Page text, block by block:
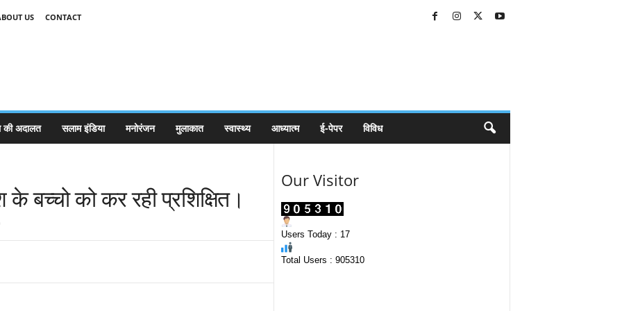
US
CONTACT
की अदालत सलाम इंडिया मनोरंजन मुलाकात स्वास्थ्य आध्यात्म ई-पेपर विविध
बच्चो को कर रही प्रशिक्षित।
Our Visitor
Users Today : 17
Total Users : 905310